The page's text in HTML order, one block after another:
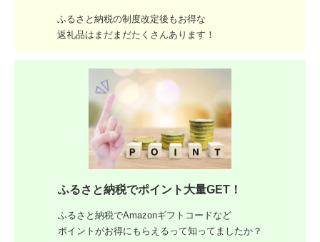
ふるさと納税の制度改定後もお得な
返礼品はまだまだたくさんあります！
ふるさと納税でポイント大量GET！
ふるさと納税でAmazonギフトコードなど
ポイントがお得にもらえるって知ってましたか？